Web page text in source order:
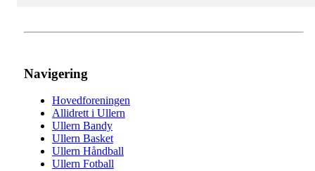
Navigering
Hovedforeningen
Allidrett i Ullern
Ullern Bandy
Ullern Basket
Ullern Håndball
Ullern Fotball